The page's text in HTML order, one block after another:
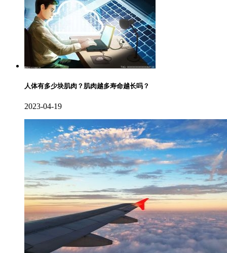
人体有多少块肌肉？肌肉越多寿命越长吗？
2023-04-19